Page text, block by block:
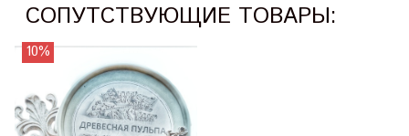
СОПУТСТВУЮЩИЕ ТОВАРЫ:
10%